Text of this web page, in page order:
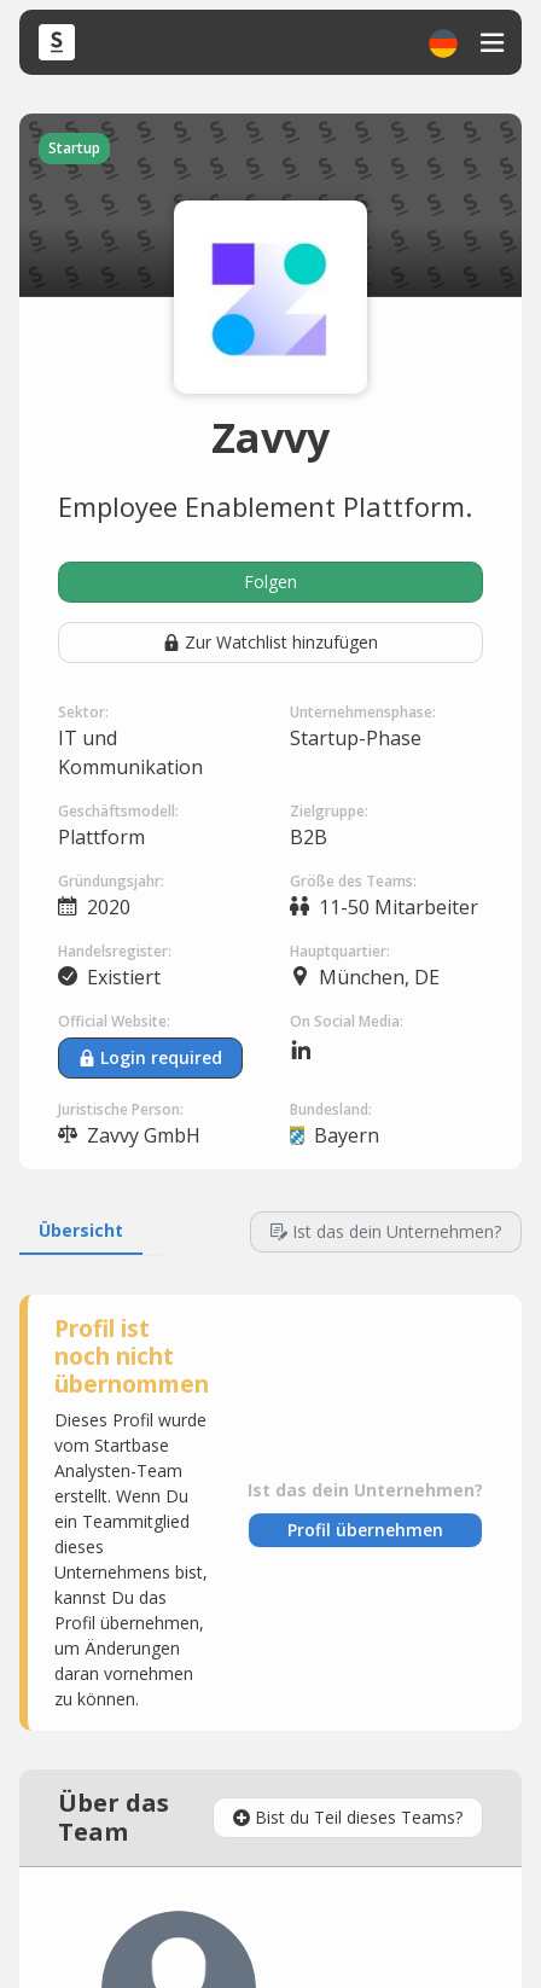
Startup
Zavvy
Employee Enablement Plattform.
Folgen
Zur Watchlist hinzufügen
Sektor:
IT und
Kommunikation
Unternehmensphase:
Startup-Phase
Geschäftsmodell:
Plattform
Zielgruppe:
B2B
Gründungsjahr:
2020
Größe des Teams:
11-50 Mitarbeiter
Handelsregister:
Existiert
Hauptquartier:
München, DE
Official Website:
Login required
On Social Media:
Juristische Person:
Zavvy GmbH
Bundesland:
Bayern
Übersicht Ist das dein Unternehmen?
Profil ist
noch nicht
übernommen
Dieses Profil wurde
vom Startbase
Analysten-Team
erstellt. Wenn Du
ein Teammitglied
dieses
Unternehmens bist,
kannst Du das
Profil übernehmen,
um Änderungen
daran vornehmen
zu können.
Ist das dein Unternehmen?
Profil übernehmen
Über das
Team
Bist du Teil dieses Teams?